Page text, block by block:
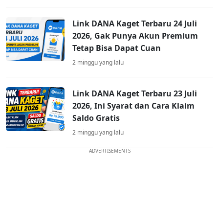
Link DANA Kaget Terbaru 24 Juli
2026, Gak Punya Akun Premium
Tetap Bisa Dapat Cuan
2 minggu yang lalu
Link DANA Kaget Terbaru 23 Juli
2026, Ini Syarat dan Cara Klaim
Saldo Gratis
2 minggu yang lalu
ADVERTISEMENTS